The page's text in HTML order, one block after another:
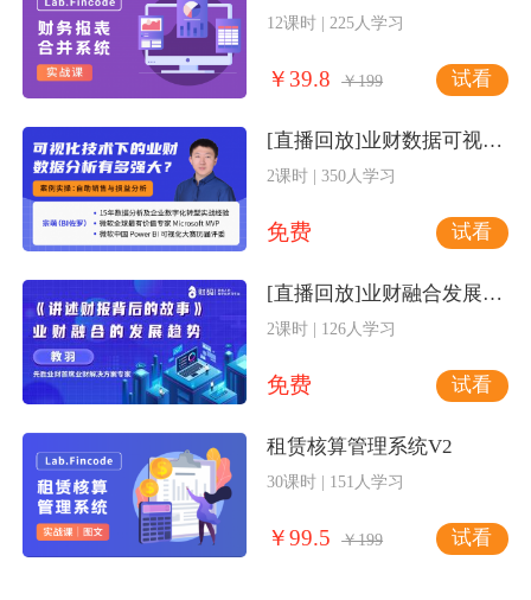
12课时 | 225人学习
￥39.8 ￥199 试看
[直播回放]业财数据可视化分析
2课时 | 350人学习
免费 试看
[直播回放]业财融合发展趋势
2课时 | 126人学习
免费 试看
租赁核算管理系统V2
30课时 | 151人学习
￥99.5 ￥199 试看